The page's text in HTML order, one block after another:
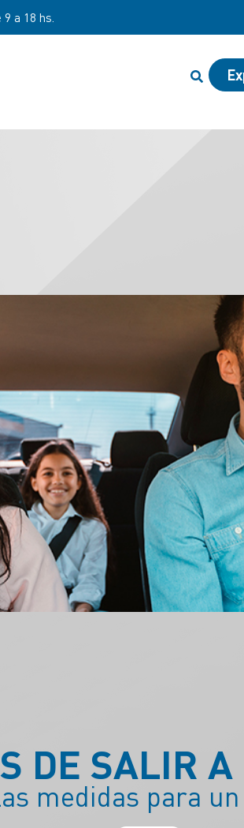
hs y sábados de 8 a 12 hs
DE SALIR
medidas para